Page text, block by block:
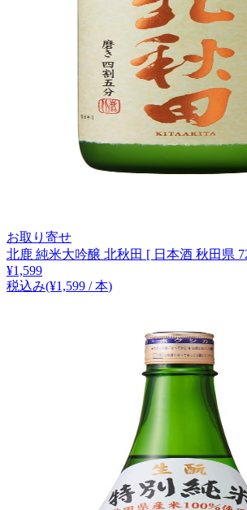
お取り寄せ
北鹿 純米大吟醸 北秋田 [ 日本酒 秋田県
¥1,599
税込み(¥1,599 / 本)